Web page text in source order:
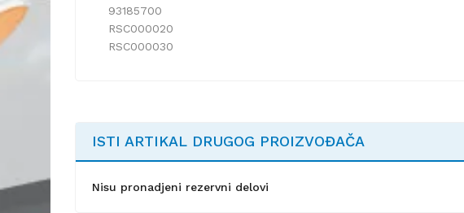
93185700
RSC000020
RSC000030
ISTI ARTIKAL DRUGOG PROIZVOĐAČA
Nisu pronadjeni rezervni delovi